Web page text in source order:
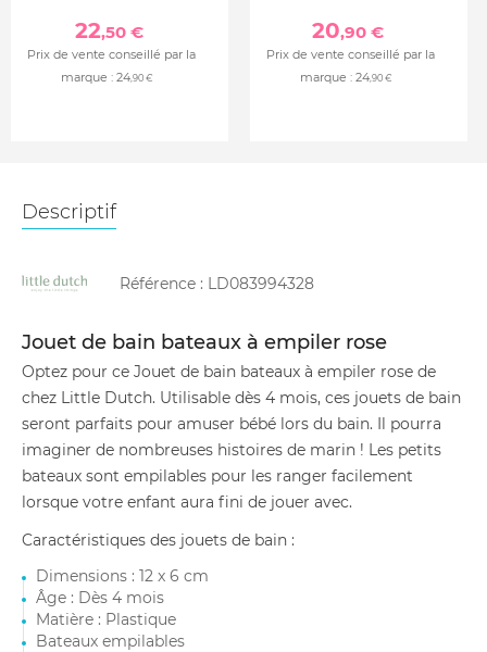
22,50 €
Prix de vente conseillé par la
marque : 24,90 €
20,90 €
Prix de vente conseillé par la
marque : 24,90 €
Descriptif
Référence : LD083994328
Jouet de bain bateaux à empiler rose
Optez pour ce Jouet de bain bateaux à empiler rose de
chez Little Dutch. Utilisable dès 4 mois, ces jouets de bain
seront parfaits pour amuser bébé lors du bain. Il pourra
imaginer de nombreuses histoires de marin ! Les petits
bateaux sont empilables pour les ranger facilement
lorsque votre enfant aura fini de jouer avec.
Caractéristiques des jouets de bain :
Dimensions : 12 x 6 cm
Âge : Dès 4 mois
Matière : Plastique
Bateaux empilables